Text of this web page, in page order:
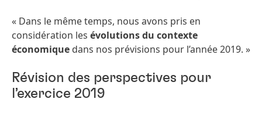
« Dans le même temps, nous avons pris en
considération les évolutions du contexte
économique dans nos prévisions pour l’année 2019. »
Révision des perspectives pour
l’exercice 2019